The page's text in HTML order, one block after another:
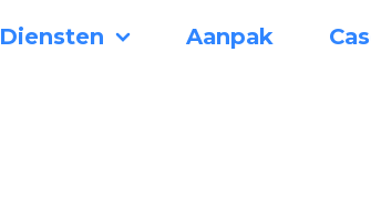
Diensten Aanpak